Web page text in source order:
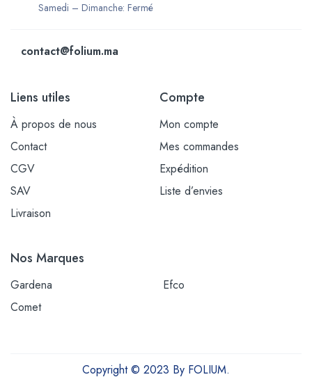
Samedi – Dimanche: Fermé
contact@folium.ma
Liens utiles
À propos de nous
Contact
CGV
SAV
Livraison
Compte
Mon compte
Mes commandes
Expédition
Liste d’envies
Nos Marques
Gardena
Efco
Comet
Copyright © 2023 By FOLIUM.